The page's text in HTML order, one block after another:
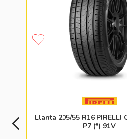
Llanta 205/55 R16 PIRELLI
P7 (*) 91V